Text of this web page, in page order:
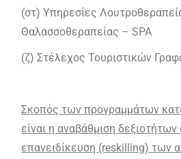
(στ) Υπηρεσίες
Θαλασσοθεραπείας – SPA
(ζ) Στέλεχος Τουριστικών
Σκοπός των προγραμμάτων
είναι η αναβάθμιση
επανειδίκευση (reskilling) των